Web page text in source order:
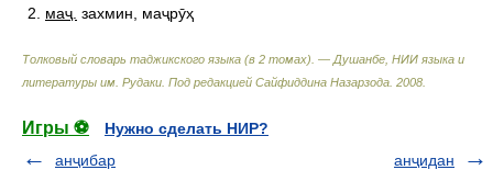
2. маҷ. захмин, маҷрӯҳ
Толковый словарь таджикского языка (в 2 томах). — Душанбе, НИИ языка и
литературы им. Рудаки Под редакцией Сайфиддина Назарзода 2008
Игры ⚽
Нужно сделать НИР?
анҷибар
анҷидан